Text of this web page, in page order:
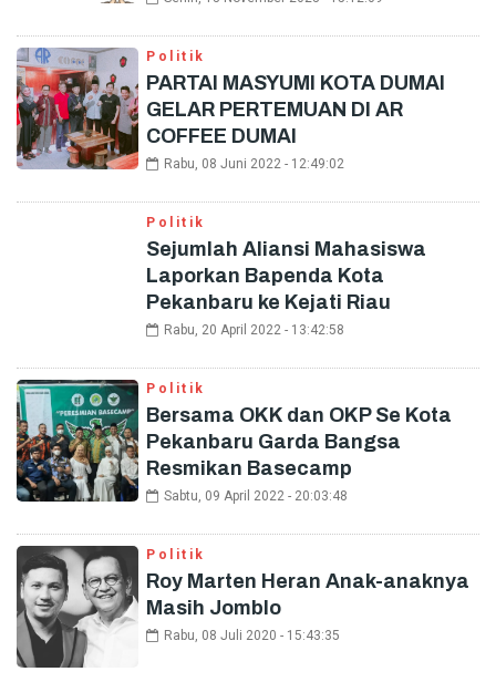
Politik
PARTAI MASYUMI KOTA DUMAI
GELAR PERTEMUAN DI AR
COFFEE DUMAI
Rabu, 08 Juni 2022 - 12:49:02
Politik
Sejumlah Aliansi Mahasiswa
Laporkan Bapenda Kota
Pekanbaru ke Kejati Riau
Rabu, 20 April 2022 - 13:42:58
Politik
Bersama OKK dan OKP Se Kota
Pekanbaru Garda Bangsa
Resmikan Basecamp
Sabtu, 09 April 2022 - 20:03:48
Politik
Roy Marten Heran Anak-anaknya
Masih Jomblo
Rabu, 08 Juli 2020 - 15:43:35